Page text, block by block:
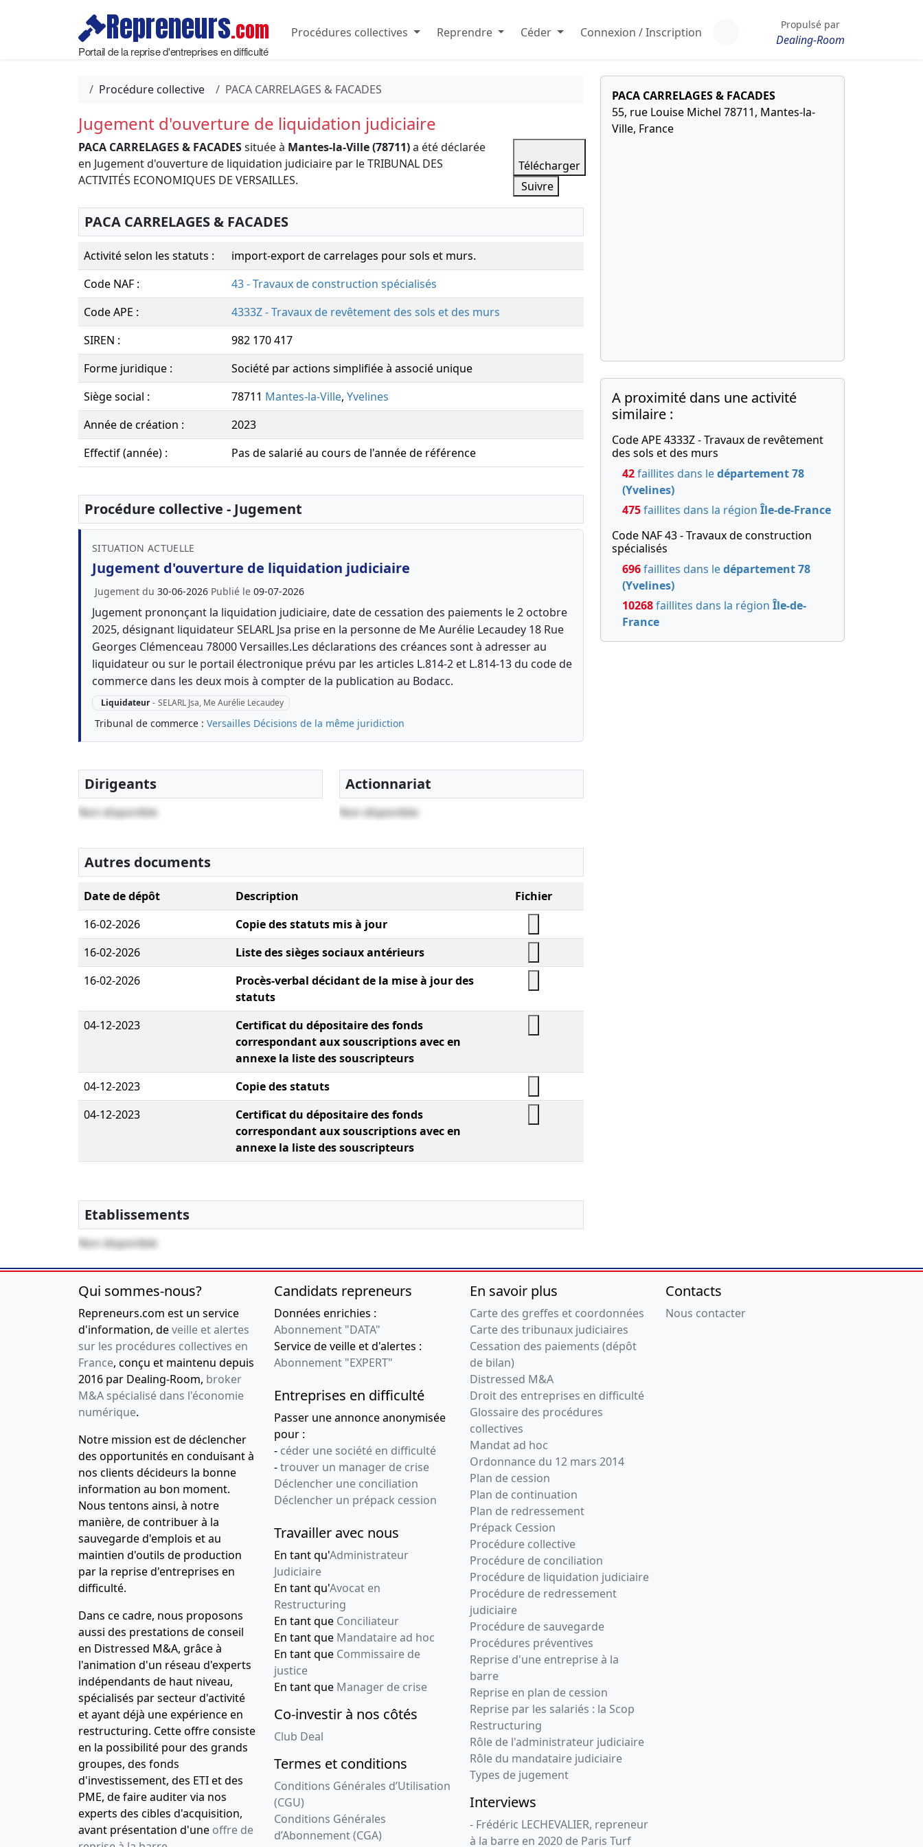
Repreneurs.com
Portail de la reprise d'entreprises en difficulté
Procédures collectives Reprendre Céder Connexion / Inscription
Propulsé par
Dealing-Room
Procédure collective PACA CARRELAGES & FACADES
Jugement d'ouverture de liquidation judiciaire
PACA CARRELAGES & FACADESsituée à Mantes-la-Ville (78711)a été déclarée
en Jugement d'ouverture de liquidation judiciaire par le TRIBUNAL DES
ACTIVITÉS ECONOMIQUES DE VERSAILLES.
Télécharger
Suivre
PACA CARRELAGES & FACADES
Activité selon les statuts :
import-export de carrelages pour sols et murs.
Code NAF :
43 - Travaux de construction spécialisés
Code APE :
4333Z - Travaux de revêtement des sols et des murs
SIREN :
982 170 417
Forme juridique :
Société par actions simplifiée à associé unique
Siège social :
78711 Mantes-la-Ville, Yvelines
Année de création :
2023
Effectif (année) :
Pas de salarié au cours de l'année de référence
Procédure collective - Jugement
SITUATION ACTUELLE
Jugement d'ouverture de liquidation judiciaire
Jugement du 30-06-2026 Publié le 09-07-2026
Jugement prononçant la liquidation judiciaire, date de cessation des paiements le 2 octobre
2025, désignant liquidateur SELARL Jsa prise en la personne de Me Aurélie Lecaudey 18 Rue
Georges Clémenceau 78000 Versailles.Les déclarations des créances sont à adresser au
liquidateur ou sur le portail électronique prévu par les articles L.814-2 et L.814-13 du code de
commerce dans les deux mois à compter de la publication au Bodacc.
Liquidateur - SELARL Jsa, Me Aurélie Lecaudey
Tribunal de commerce : Versailles Décisions de la même juridiction
Dirigeants
Non disponible
Actionnariat
Non disponible
Autres documents
Date de dépôt Description
Fichier
16-02-2026
Copie des statuts mis à jour
16-02-2026
Liste des sièges sociaux antérieurs
16-02-2026
Procès-verbal décidant de la mise à jour des
statuts
04-12-2023
Certificat du dépositaire des fonds
correspondant aux souscriptions avec en
annexe la liste des souscripteurs
04-12-2023
Copie des statuts
04-12-2023
Certificat du dépositaire des fonds
correspondant aux souscriptions avec en
annexe la liste des souscripteurs
Etablissements
Non disponible
PACA CARRELAGES & FACADES
55, rue Louise Michel 78711, Mantes-la-
Ville, France
A proximité dans une activité
similaire :
Code APE 4333Z - Travaux de revêtement
des sols et des murs
42faillites dans ledépartement 78
(Yvelines)
475faillites dans la région Île-de-France
Code NAF 43 - Travaux de construction
spécialisés
696faillites dans ledépartement 78
(Yvelines)
10268faillites dans la région Île-de-
France
Qui sommes-nous?
Repreneurs.com est un service
d'information, deveille et alertes
sur les procédures collectives en
France, conçu et maintenu depuis
2016 par Dealing-Room, broker
M&A spécialisé dans l'économie
numérique.
Notre mission est de déclencher
des opportunités en conduisant à
nos clients décideurs la bonne
information au bon moment.
Nous tentons ainsi, à notre
manière, de contribuer à la
sauvegarde d'emplois et au
maintien d'outils de production
par la reprise d'entreprises en
difficulté.
Dans ce cadre, nous proposons
aussi des prestations de conseil
en Distressed M&A, grâce à
l'animation d'un réseau d'experts
indépendants de haut niveau,
spécialisés par secteur d'activité
et ayant déjà une expérience en
restructuring. Cette offre consiste
en la possibilité pour des grands
groupes, des fonds
d'investissement, des ETI et des
PME, de faire auditer via nos
experts des cibles d'acquisition,
avant présentation d'une offre de
Candidats repreneurs
Données enrichies :
Abonnement "DATA"
Service de veille et d'alertes :
Abonnement "EXPERT"
Entreprises en difficulté
Passer une annonce anonymisée
pour :
- céder une société en difficulté
-trouver un manager de crise
Déclencher une conciliation
Déclencher un prépack cession
Travailler avec nous
En tant qu'Administrateur
Judiciaire
En tant qu'Avocat en
Restructuring
En tant que Conciliateur
En tant que Mandataire ad hoc
En tant que Commissaire de
justice
En tant que Manager de crise
Co-investir à nos côtés
Club Deal
Termes et conditions
Conditions Générales d’Utilisation
(CGU)
Conditions Générales
d’Abonnement (CGA)
En savoir plus
Carte des greffes et coordonnées
Carte des tribunaux judiciaires
Cessation des paiements (dépôt
de bilan)
Distressed M&A
Droit des entreprises en difficulté
Glossaire des procédures
collectives
Mandat ad hoc
Ordonnance du 12 mars 2014
Plan de cession
Plan de continuation
Plan de redressement
Prépack Cession
Procédure collective
Procédure de conciliation
Procédure de liquidation judiciaire
Procédure de redressement
judiciaire
Procédure de sauvegarde
Procédures préventives
Reprise d'une entreprise à la
barre
Reprise en plan de cession
Reprise par les salariés : la Scop
Restructuring
Rôle de l'administrateur judiciaire
Rôle du mandataire judiciaire
Types de jugement
Interviews
- Frédéric LECHEVALIER, repreneur
à la barre en 2020 de Paris Turf
Contacts
Nous contacter